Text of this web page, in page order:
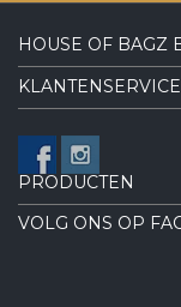
HOUSE OF BAGZ
KLANTENSERVICE
PRODUCTEN
VOLG ONS OP